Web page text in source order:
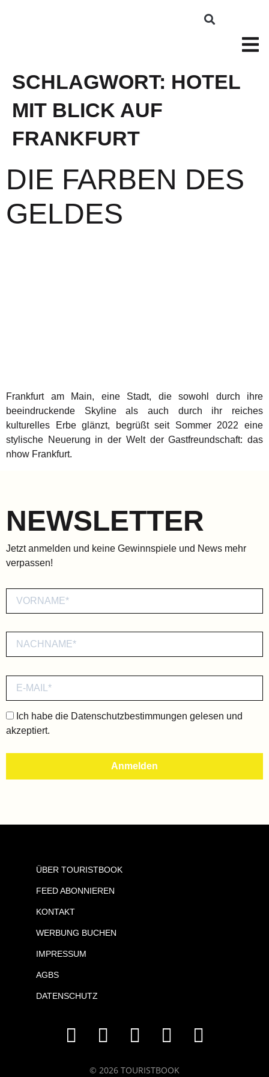
SCHLAGWORT: HOTEL
MIT BLICK AUF
FRANKFURT
DIE FARBEN DES
GELDES
Frankfurt am Main, eine Stadt, die sowohl durch ihre
beeindruckende Skyline als auch durch ihr reiches
kulturelles Erbe glänzt, begrüßt seit Sommer 2022 eine
stylische Neuerung in der Welt der Gastfreundschaft: das
nhow Frankfurt.
NEWSLETTER
Jetzt anmelden und keine Gewinnspiele und News mehr
verpassen!
Ich habe die Datenschutzbestimmungen gelesen und
akzeptiert.
ÜBER TOURISTBOOK
FEED ABONNIEREN
KONTAKT
WERBUNG BUCHEN
IMPRESSUM
AGBS
DATENSCHUTZ
© 2026 TOURISTBOOK